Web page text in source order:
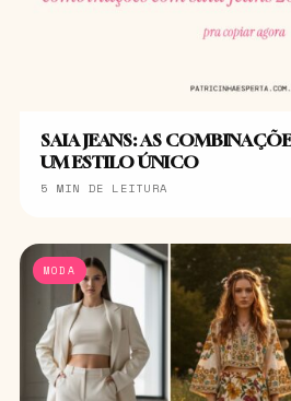
SAIA JEANS: AS
UM ESTILO ÚNICO
5 MIN DE LEITURA
MODA